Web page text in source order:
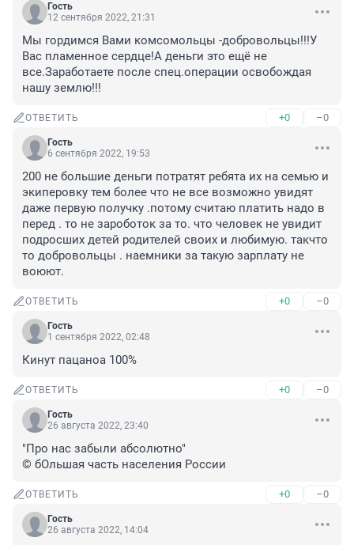
Гость
12 сентября 2022, 21:31
Мы гордимся Вами комсомольцы -добровольцы!!!У
Вас пламенное сердце!А деньги это ещё не
все.Заработаете после спец.операции освобождая
нашу землю!!!
ОТВЕТИТЬ +0 –0
Гость
6 сентября 2022, 19:53
200 не большие деньги потратят ребята их на семью и
экиперовку тем более что не все возможно увидят
даже первую получку .потому считаю платить надо в
перед . то не зароботок за то. что человек не увидит
подросших детей родителей своих и любимую. такчто
то добровольцы . наемники за такую зарплату не
воюют.
ОТВЕТИТЬ +0 –0
Гость
1 сентября 2022, 02:48
Кинут пацаноа 100%
ОТВЕТИТЬ +0 –0
Гость
26 августа 2022, 23:40
"Про нас забыли абсолютно"
© бОльшая часть населения России
ОТВЕТИТЬ +0 –0
Гость
26 августа 2022, 14:04